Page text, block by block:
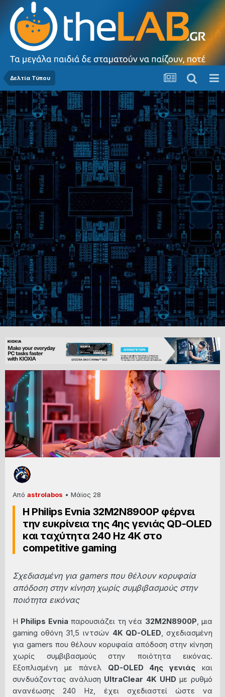
Δελτία Τύπου
Από astrolabos • Μάϊος 28
Η Philips Evnia 32M2N8900P φέρνει
την ευκρίνεια της 4ης γενιάς QD-OLED
και ταχύτητα 240 Hz 4K στο
competitive gaming
Σχεδιασμένη για gamers που θέλουν κορυφαία
απόδοση στην κίνηση χωρίς συμβιβασμούς στην
ποιότητα εικόνας
Η Philips Evniaπαρουσιάζει τη νέα 32M2N8900P , μια
gaming οθόνη 31,5 ιντσών 4K QD-OLED , σχεδιασμένη
για gamers που θέλουν κορυφαία απόδοση στην κίνηση
χωρίς συμβιβασμούς στην ποιότητα εικόνας.
Εξοπλισμένη με πάνελ QD-OLED 4ης γενιάς και
συνδυάζοντας ανάλυση UltraClear 4K UHD με ρυθμό
ανανέωσης 240 Hz, έχει σχεδιαστεί ώστε να